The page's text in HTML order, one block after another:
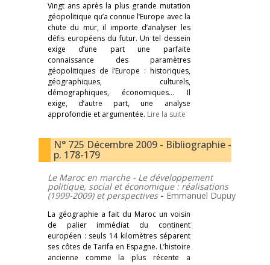
Vingt ans après la plus grande mutation
géopolitique qu’a connue l’Europe avec la
chute du mur, il importe d’analyser les
défis européens du futur. Un tel dessein
exige d’une part une parfaite
connaissance des paramètres
géopolitiques de l’Europe : historiques,
géographiques, culturels,
démographiques, économiques… Il
exige, d’autre part, une analyse
approfondie et argumentée. Lire la suite
N° 725 Décembre 2009 - Bibliographie -
p. 178-179
Le Maroc en marche - Le développement
politique, social et économique : réalisations
(1999-2009) et perspectives - Emmanuel Dupuy
La géographie a fait du Maroc un voisin
de palier immédiat du continent
européen : seuls 14 kilomètres séparent
ses côtes de Tarifa en Espagne. L’histoire
ancienne comme la plus récente a